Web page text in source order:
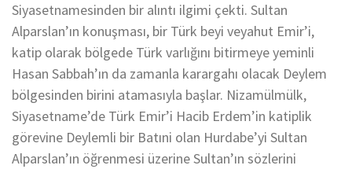
Siyasetnamesinden bir alıntı ilgimi çekti. Sultan
Alparslan’ın konuşması, bir Türk beyi veyahut Emir’i,
katip olarak bölgede Türk varlığını bitirmeye yeminli
Hasan Sabbah’ın da zamanla karargahı olacak Deylem
bölgesinden birini atamasıyla başlar. Nizamülmülk,
Siyasetname’de Türk Emir’i Hacib Erdem’in katiplik
görevine Deylemli bir Batıni olan Hurdabe’yi Sultan
Alparslan’ın öğrenmesi üzerine Sultan’ın sözlerini